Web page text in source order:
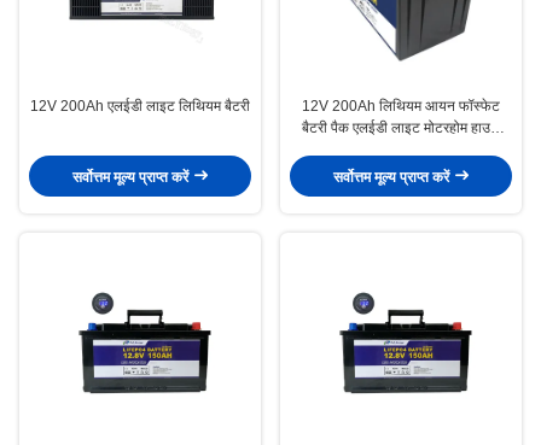
12V 200Ah एलईडी लाइट लिथियम बैटरी
सर्वोत्तम मूल्य प्राप्त करें
12V 200Ah लिथियम आयन फॉस्फेट
बैटरी पैक एलईडी लाइट मोटरहोम हाउस
सर्वोत्तम मूल्य प्राप्त करें